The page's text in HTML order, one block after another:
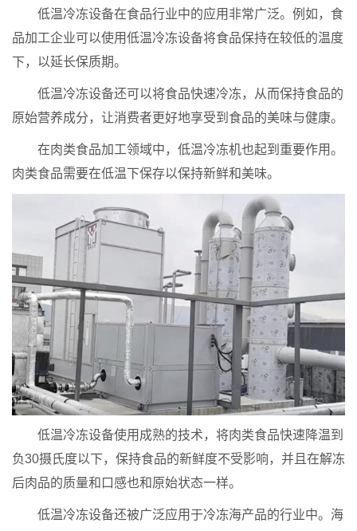
低温冷冻设备在食品行业中的应用非常广泛。例如，食
品加工企业可以使用低温冷冻设备将食品保持在较低的温度
下，以延长保质期。
低温冷冻设备还可以将食品快速冷冻，从而保持食品的
原始营养成分，让消费者更好地享受到食品的美味与健康。
在肉类食品加工领域中，低温冷冻机也起到重要作用。
肉类食品需要在低温下保存以保持新鲜和美味。
低温冷冻设备使用成熟的技术，将肉类食品快速降温到
负30摄氏度以下，保持食品的新鲜度不受影响，并且在解冻
后肉品的质量和口感也和原始状态一样。
低温冷冻设备还被广泛应用于冷冻海产品的行业中。海